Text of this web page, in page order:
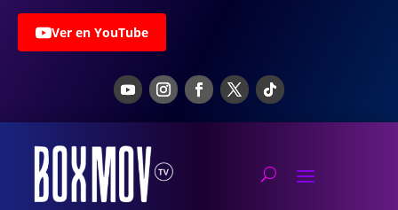
Ver en YouTube